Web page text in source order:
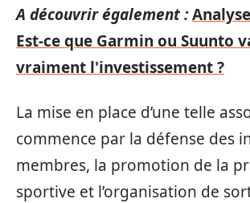
A découvrir également :
Est-ce que Garmin ou Suunto
vraiment l'investissement ?
La mise en place d’une telle
commence par la défense des
membres, la promotion de la
sportive et l’organisation de